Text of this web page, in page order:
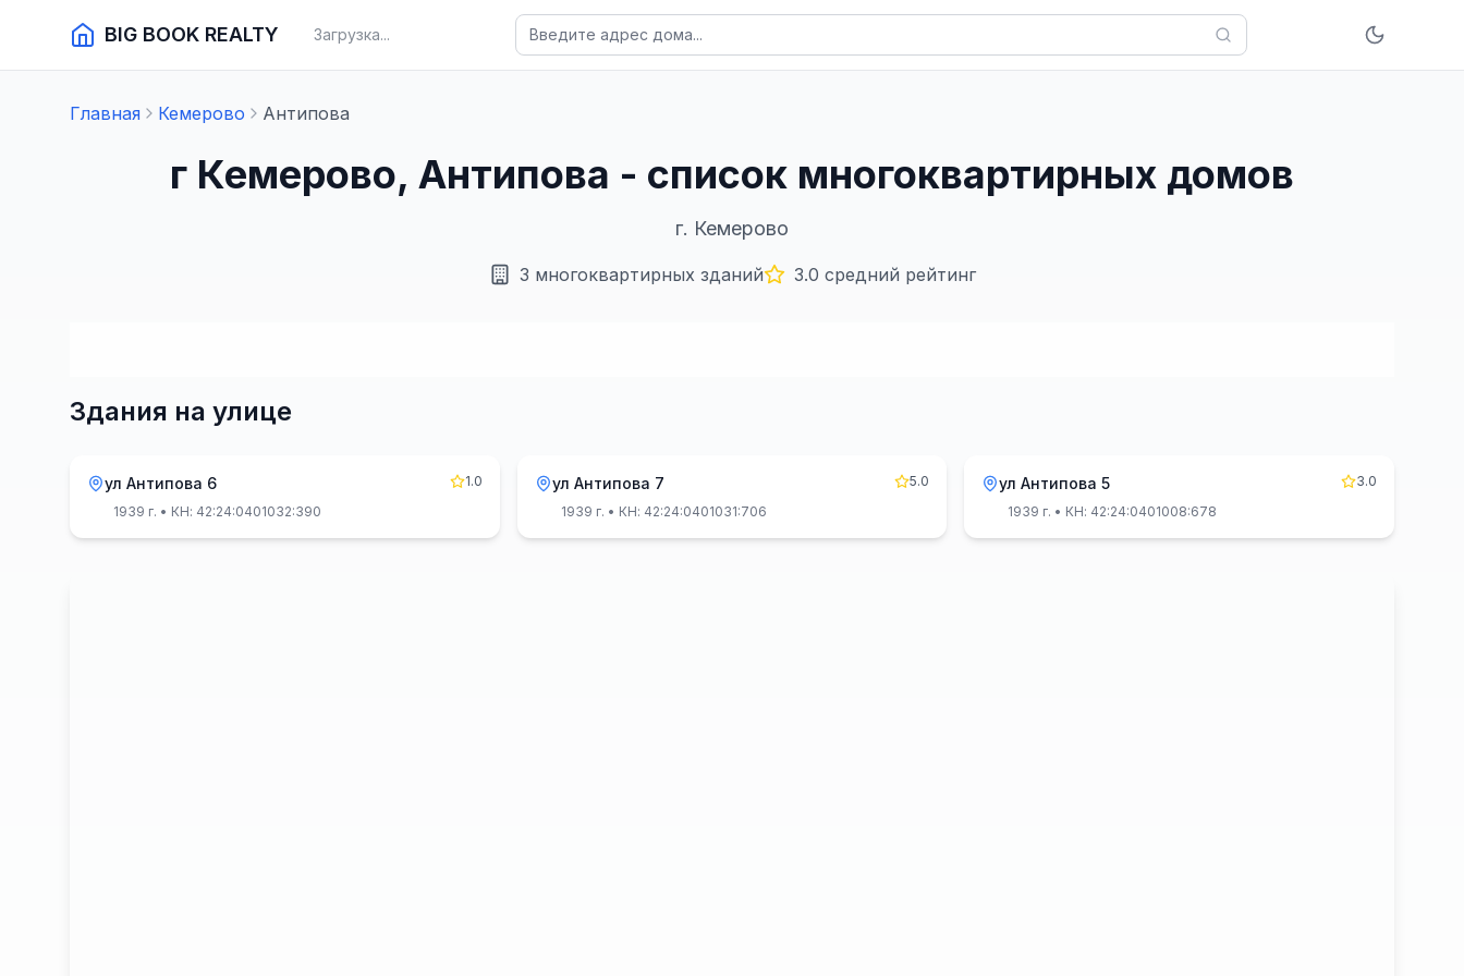
BIG BOOK REALTY Загрузка...
Главная Кемерово Антипова
г Кемерово, Антипова - список многоквартирных домов
г. Кемерово
3 многоквартирных зданий 3.0 средний рейтинг
Здания на улице
ул Антипова 6
1.0
1939 г. • КН: 42:24:0401032:390
ул Антипова 7
5.0
1939 г. • КН: 42:24:0401031:706
ул Антипова 5
3.0
1939 г. • КН: 42:24:0401008:678